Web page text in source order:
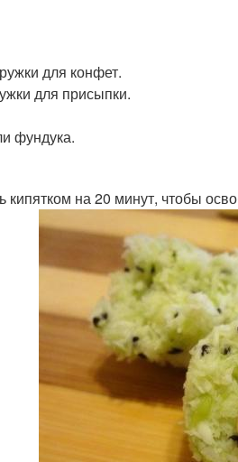
для конфет.
для присыпки.
фундука.
кипятком на 20 минут, чтобы